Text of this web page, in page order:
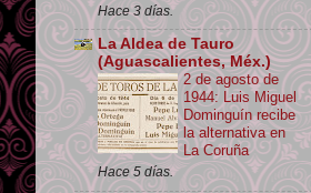
Hace 3 días.
La Aldea de Tauro
(Aguascalientes, Méx.)
2 de agosto de
1944: Luis Miguel
Dominguín recibe
la alternativa en
La Coruña
Hace 5 días.